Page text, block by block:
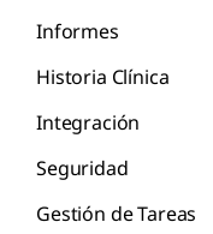
Informes
Historia Clínica
Integración
Seguridad
Gestión de Tareas